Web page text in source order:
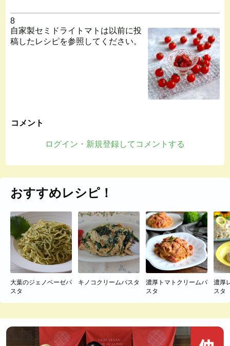
8
自家製セミドライトマトは以前に投
稿したレシピを参照してください。
コメント
ログイン・新規登録してコメントする
おすすめレシピ！
大葉のジェノベーゼパ
スタ
キノコクリームパスタ
濃厚トマトクリームパ
スタ
濃厚
スタ